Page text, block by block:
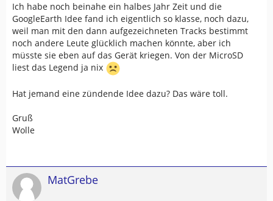
Ich habe noch beinahe ein halbes Jahr Zeit und die
GoogleEarth Idee fand ich eigentlich so klasse, noch dazu,
weil man mit den dann aufgezeichneten Tracks bestimmt
noch andere Leute glücklich machen könnte, aber ich
müsste sie eben auf das Gerät kriegen. Von der MicroSD
liest das Legend ja nix
Hat jemand eine zündende Idee dazu? Das wäre toll.
Gruß
Wolle
MatGrebe